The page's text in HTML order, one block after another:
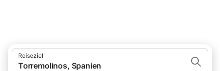
Reiseziel
Torremolinos, Spanien